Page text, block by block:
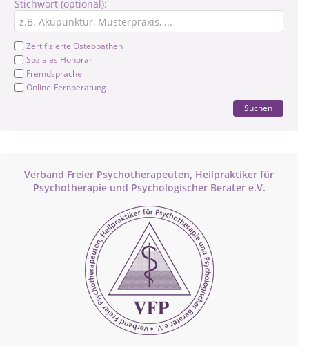
Stichwort (optional):
Zertifizierte Osteopathen
Soziales Honorar
Fremdsprache
Online-Fernberatung
Suchen
Verband Freier Psychotherapeuten, Heilpraktiker für
Psychotherapie und Psychologischer Berater e.V.